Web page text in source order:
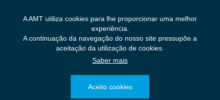
A AMT utiliza cookies para lhe proporcionar uma melhor
experiência.
A continuação da navegação do nosso site pressupõe a
aceitação da utilização de cookies.
Saber mais
Aceito cookies